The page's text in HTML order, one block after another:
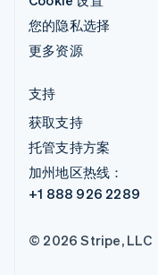
您的隐私选择
更多资源
支持
获取支持
托管支持方案
加州地区热线：
+1 888 926 2289
© 2026 Stripe, LLC